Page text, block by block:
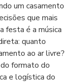
um casamento
que mais
festa é a música
quanto
ao ar livre?
formato do
e logística do